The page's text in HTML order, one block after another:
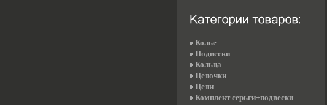
Колье
Подвески
Кольца
Цепочки
Цепи
Комплект серьги+подвески